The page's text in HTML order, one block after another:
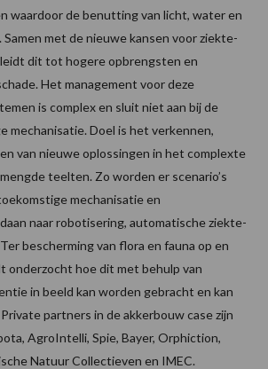
waardoor de benutting van licht, water en
met de nieuwe kansen voor ziekte-
dit tot hogere opbrengsten en
Het management voor deze
is complex en sluit niet aan bij de
mechanisatie. Doel is het verkennen,
van nieuwe oplossingen in het complexte
teelten. Zo worden er scenario’s
mechanisatie en
naar robotisering, automatische ziekte-
bescherming van flora en fauna op en
onderzocht hoe dit met behulp van
in beeld kan worden gebracht en kan
partners in de akkerbouw case zijn
AgroIntelli, Spie, Bayer, Orphiction,
Natuur Collectieven en IMEC.